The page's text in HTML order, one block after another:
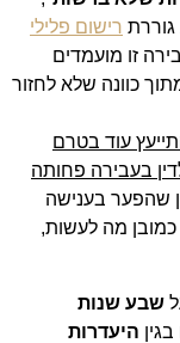
גוררת רישום פלילי
זו מועמדים
כוונה שלא לחזור
עוד בטרם
בעבירה פחותה
שהפער בענישה
מה לעשות,
שבע שנות
בגין היעדרות